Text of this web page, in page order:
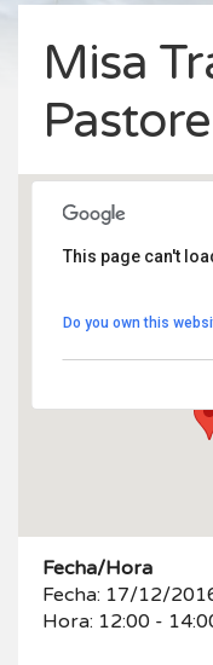
Misa
Monasterio de Santa
Rascafria
This page can't
Do you own this
Fecha/Hora
Fecha: 17/12/
Hora: 12:00 -